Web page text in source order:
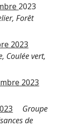
2023
Forêt
2023
, Coulée vert,
2023
Groupe
de